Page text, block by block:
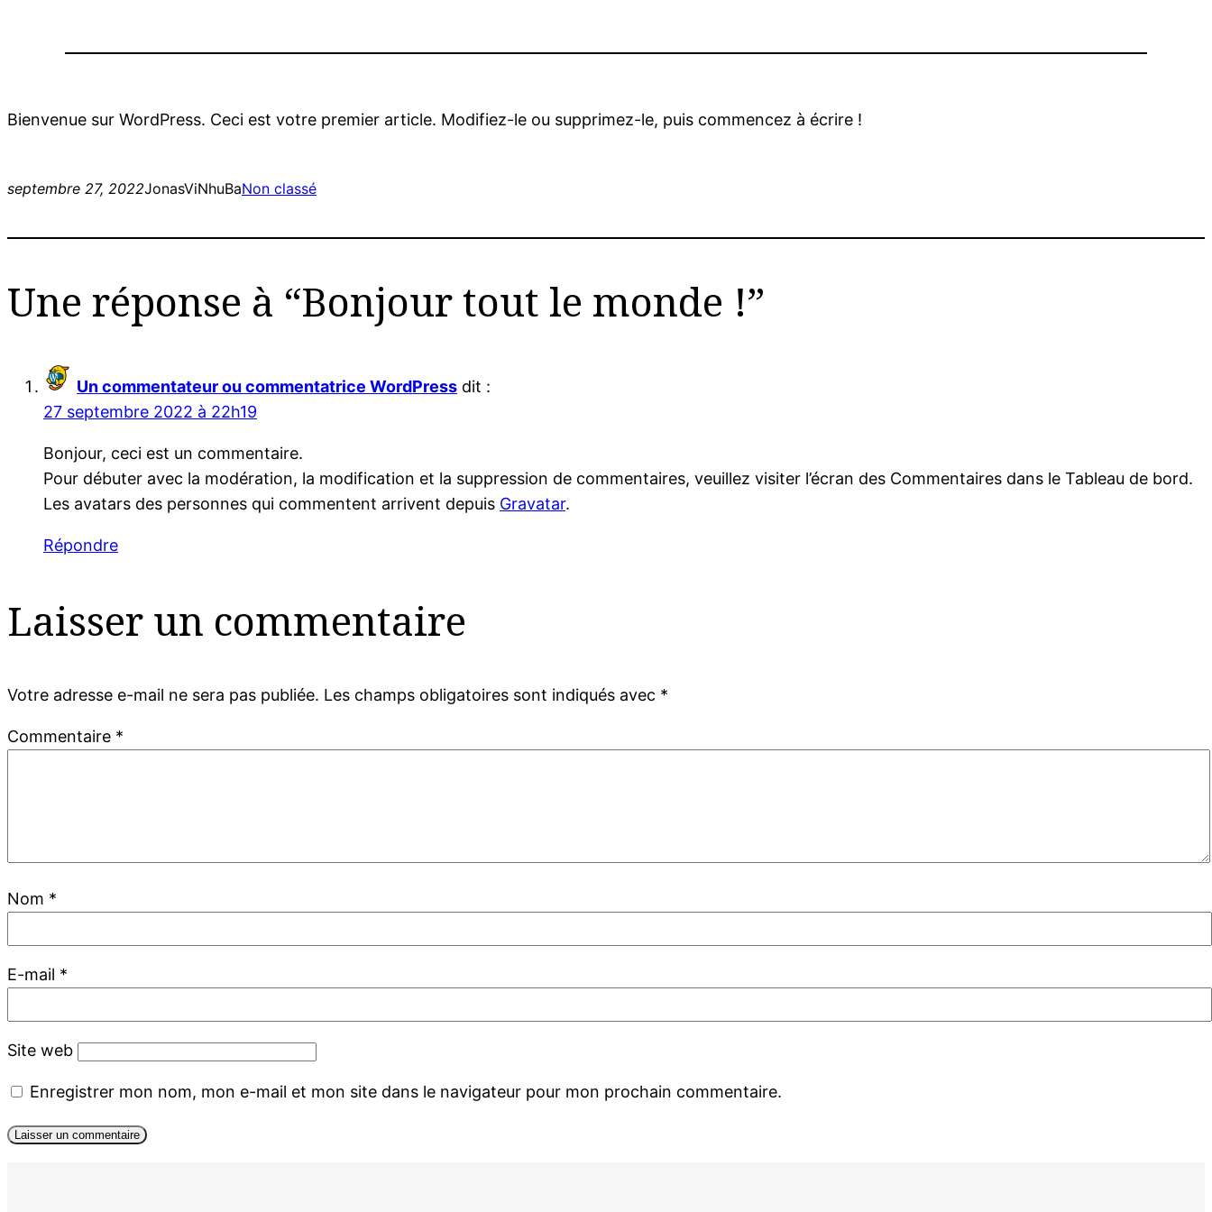
Bienvenue sur WordPress. Ceci est votre premier article. Modifiez-le ou supprimez-le, puis commencez à écrire !
septembre 27, 2022JonasViNhuBaNon classé
Une réponse à “Bonjour tout le monde !”
Un commentateur ou commentatrice WordPress dit :
27 septembre 2022 à 22h19
Bonjour, ceci est un commentaire.
Pour débuter avec la modération, la modification et la suppression de commentaires, veuillez visiter l’écran des Commentaires dans le Tableau de bord.
Les avatars des personnes qui commentent arrivent depuis Gravatar.
Répondre
Laisser un commentaire
Votre adresse e-mail ne sera pas publiée. Les champs obligatoires sont indiqués avec *
Commentaire *
Nom *
E-mail *
Site web
Enregistrer mon nom, mon e-mail et mon site dans le navigateur pour mon prochain commentaire.